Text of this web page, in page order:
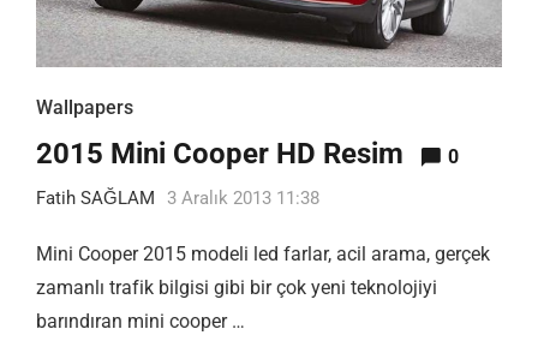
Wallpapers
2015 Mini Cooper HD Resim 0
Fatih SAĞLAM 3 Aralık 2013 11:38
Mini Cooper 2015 modeli led farlar, acil arama, gerçek
zamanlı trafik bilgisi gibi bir çok yeni teknolojiyi
barındıran mini cooper …